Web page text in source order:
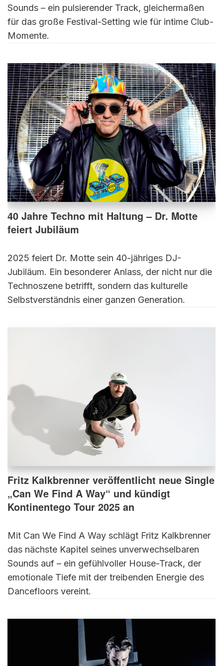
Sounds – ein pulsierender Track, gleichermaßen
für das große Festival-Setting wie für intime Club-
Momente.
40 Jahre Techno mit Haltung – Dr. Motte
feiert Jubiläum
2025 feiert Dr. Motte sein 40-jähriges DJ-
Jubiläum. Ein besonderer Anlass, der nicht nur die
Technoszene betrifft, sondern das kulturelle
Selbstverständnis einer ganzen Generation.
Fritz Kalkbrenner veröffentlicht neue Single
„Can We Find A Way“ und kündigt
Kontinentego Tour 2025 an
Mit Can We Find A Way schlägt Fritz Kalkbrenner
das nächste Kapitel seines unverwechselbaren
Sounds auf – ein gefühlvoller House-Track, der
emotionale Tiefe mit der treibenden Energie des
Dancefloors vereint.